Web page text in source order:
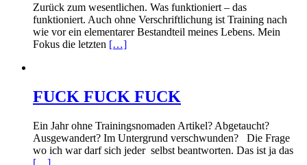
Zurück zum wesentlichen. Was funktioniert – das
funktioniert. Auch ohne Verschriftlichung ist Training nach
wie vor ein elementarer Bestandteil meines Lebens. Mein
Fokus die letzten […]
FUCK FUCK FUCK
Ein Jahr ohne Trainingsnomaden Artikel? Abgetaucht?
Ausgewandert? Im Untergrund verschwunden? Die Frage
wo ich war darf sich jeder selbst beantworten. Das ist ja das
[…]